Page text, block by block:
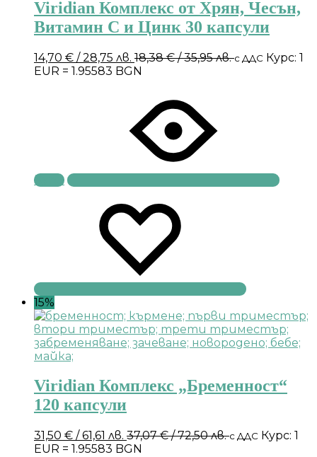
Viridian Комплекс от Хрян, Чесън,
Витамин С и Цинк 30 капсули
14,70 € / 28,75 лв. 18,38€/ 35,95 лв.с ДДС Курс: 1
EUR = 1.95583 BGN
Купи
15%
Viridian Комплекс „Бременност“
120 капсули
31,50 € / 61,61 лв. 37,07€/ 72,50 лв.с ДДС Курс: 1
EUR = 1.95583 BGN